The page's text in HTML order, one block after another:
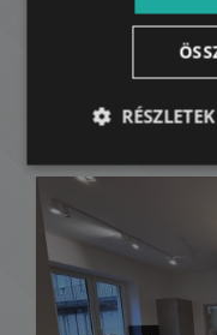
1. kerület • 2